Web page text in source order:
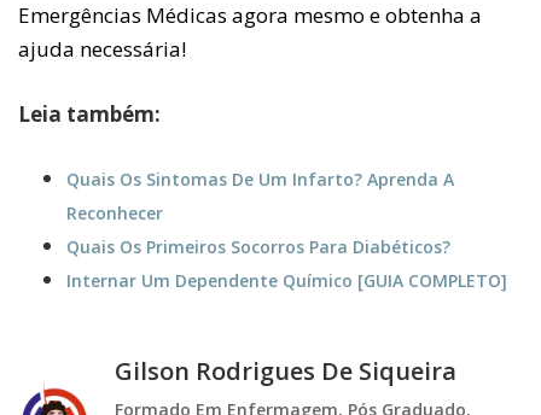
Emergências Médicas agora mesmo e obtenha a
ajuda necessária!
Leia também:
Quais Os Sintomas De Um Infarto? Aprenda A
Reconhecer
Quais Os Primeiros Socorros Para Diabéticos?
Internar Um Dependente Químico [GUIA COMPLETO]
Gilson Rodrigues De Siqueira
Formado Em Enfermagem, Pós Graduado,